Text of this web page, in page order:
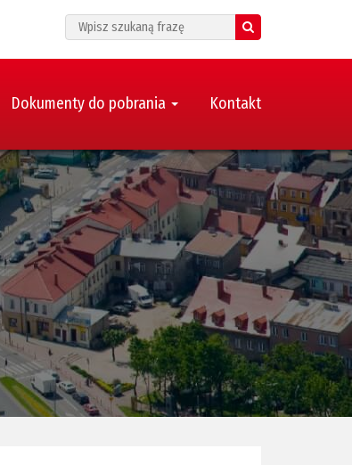
Search
Dokumenty do pobrania Kontakt